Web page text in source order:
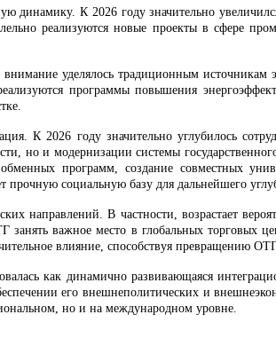
динамику. К 2026 году значительно
реализуются новые проекты в сфере
уделялось традиционным
программы повышения
К 2026 году значительно углубилось
но и модернизации системы
программ, создание совместных
социальную базу для дальнейшего
направлений. В частности, возрастает
занять важное место в глобальных
влияние, способствуя превращению
как динамично развивающаяся
его внешнеполитических и
но и на международном уровне.